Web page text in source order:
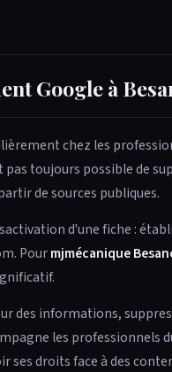
Google à
chez les
toujours possible de
de sources publiques.
d'une fiche :
Pourmjmécanique
des informations,
les professionnels
ses droits face à des